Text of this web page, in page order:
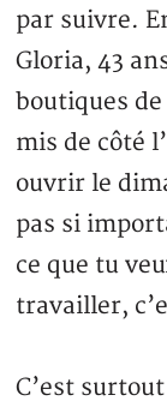
par suivre.
Gloria, 43
boutiques
mis de côté
ouvrir le
pas si
ce que tu
travailler,
C’est